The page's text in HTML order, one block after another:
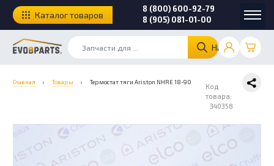
Найти
8 (800) 600-92-79
8 (905) 081-01-00
Каталог товаров
Главная › Товары › Термостат тяги Ariston NHRE 18-90
Код
товара:
340358